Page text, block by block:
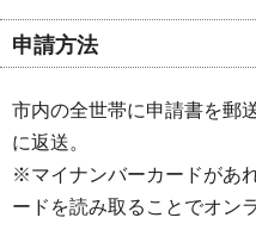
申請方法
市内の全世帯に申請書を郵
に返送。
※マイナンバーカードがあ
ードを読み取ることでオン